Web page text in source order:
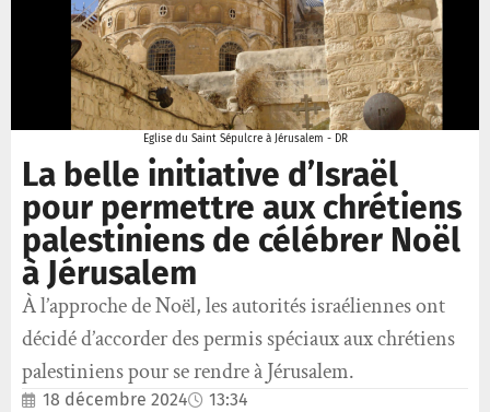
Eglise du Saint Sépulcre à Jérusalem - DR
La belle initiative d’Israël
pour permettre aux chrétiens
palestiniens de célébrer Noël
à Jérusalem
À l’approche de Noël, les autorités israéliennes ont
décidé d’accorder des permis spéciaux aux chrétiens
palestiniens pour se rendre à Jérusalem.
18 décembre 2024 13:34